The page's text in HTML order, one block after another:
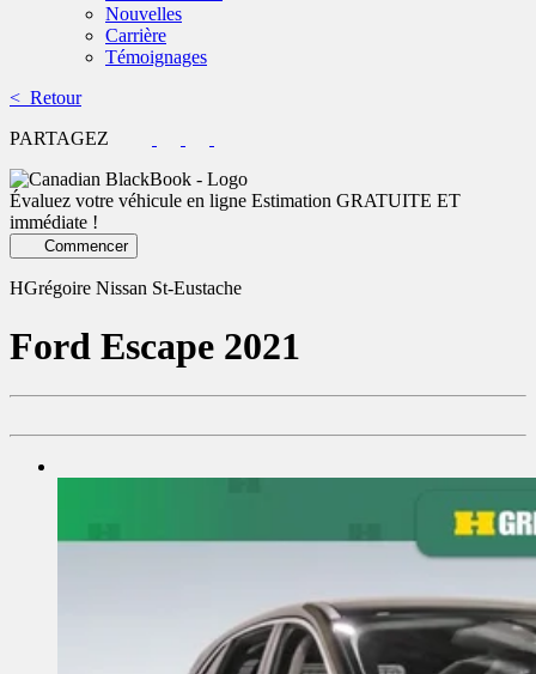
Nouvelles
Carrière
Témoignages
< Retour
PARTAGEZ
Évaluez votre véhicule en ligne Estimation GRATUITE ET
immédiate !
Commencer
HGrégoire Nissan St-Eustache
Ford Escape 2021